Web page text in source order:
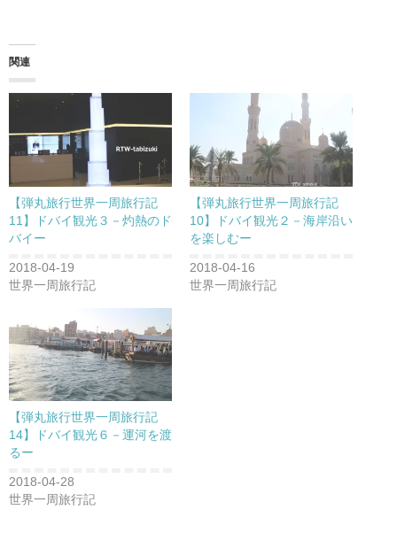
関連
【弾丸旅行世界一周旅行記
11】ドバイ観光３－灼熱のド
バイー
2018-04-19
世界一周旅行記
【弾丸旅行世界一周旅行記
10】ドバイ観光２－海岸沿い
を楽しむー
2018-04-16
世界一周旅行記
【弾丸旅行世界一周旅行記
14】ドバイ観光６－運河を渡
るー
2018-04-28
世界一周旅行記